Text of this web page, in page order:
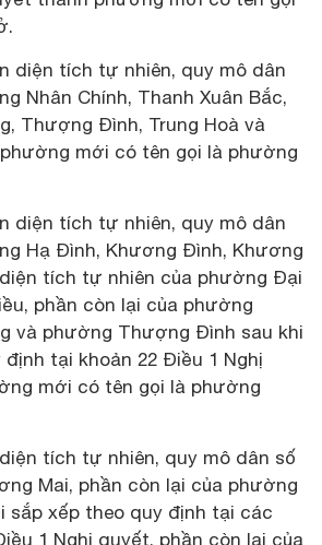
diện tích tự nhiên, quy mô dân
Nhân Chính, Thanh Xuân Bắc,
Thượng Đình, Trung Hoà và
mới có tên gọi là phường
diện tích tự nhiên, quy mô dân
Hạ Đình, Khương Đình, Khương
tích tự nhiên của phường Đại
phần còn lại của phường
và phường Thượng Đình sau khi
tại khoản 22 Điều 1 Nghị
mới có tên gọi là phường
tích tự nhiên, quy mô dân số
Mai, phần còn lại của phường
sắp xếp theo quy định tại các
1 Nghị quyết, phần còn lại của